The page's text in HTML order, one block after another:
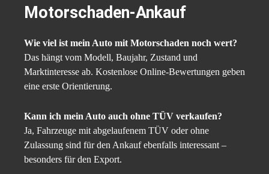
Motorschaden-Ankauf
Wie viel ist mein Auto mit Motorschaden noch wert?
Das hängt vom Modell, Baujahr, Zustand und
Marktinteresse ab. Kostenlose Online-Bewertungen geben
eine erste Orientierung.
Kann ich mein Auto auch ohne TÜV verkaufen?
Ja, Fahrzeuge mit abgelaufenem TÜV oder ohne
Zulassung sind für den Ankauf ebenfalls interessant –
besonders für den Export.